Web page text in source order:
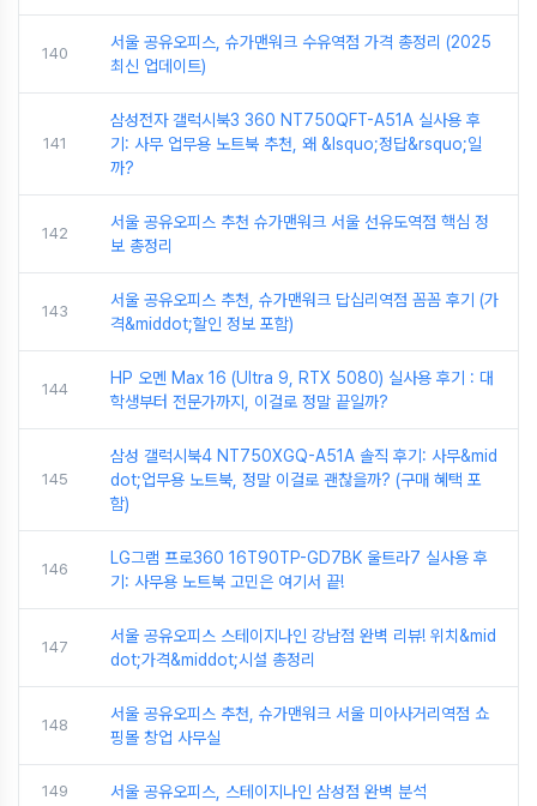
140
서울 공유오피스, 슈가맨워크 수유역점 가격 총정리 (2025
최신 업데이트)
141
삼성전자 갤럭시북3 360 NT750QFT-A51A 실사용 후
기: 사무 업무용 노트북 추천, 왜 &lsquo;정답&rsquo;일
까?
142
서울 공유오피스 추천 슈가맨워크 서울 선유도역점 핵심 정
보 총정리
143
서울 공유오피스 추천, 슈가맨워크 답십리역점 꼼꼼 후기 (가
격&middot;할인 정보 포함)
144
HP 오멘 Max 16 (Ultra 9, RTX 5080) 실사용 후기 : 대
학생부터 전문가까지, 이걸로 정말 끝일까?
145
삼성 갤럭시북4 NT750XGQ-A51A 솔직 후기: 사무&mid
dot;업무용 노트북, 정말 이걸로 괜찮을까? (구매 혜택 포
함)
146
LG그램 프로360 16T90TP-GD7BK 울트라7 실사용 후
기: 사무용 노트북 고민은 여기서 끝!
147
서울 공유오피스 스테이지나인 강남점 완벽 리뷰! 위치&mid
dot;가격&middot;시설 총정리
148
서울 공유오피스 추천, 슈가맨워크 서울 미아사거리역점 쇼
핑몰 창업 사무실
149 서울 공유오피스, 스테이지나인 삼성점 완벽 분석